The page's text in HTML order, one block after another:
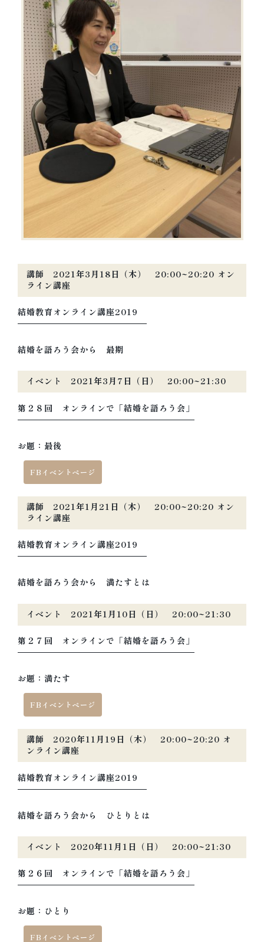
講師 2021年3月18日（木） 20:00~20:20 オン
ライン講座
結婚教育オンライン講座2019
結婚を語ろう会から 最期
イベント 2021年3月7日（日） 20:00~21:30
第２８回 オンラインで「結婚を語ろう会」
お題：最後
FBイベントページ
講師 2021年1月21日（木） 20:00~20:20 オン
ライン講座
結婚教育オンライン講座2019
結婚を語ろう会から 満たすとは
イベント 2021年1月10日（日） 20:00~21:30
第２７回 オンラインで「結婚を語ろう会」
お題：満たす
FBイベントページ
講師 2020年11月19日（木） 20:00~20:20 オ
ンライン講座
結婚教育オンライン講座2019
結婚を語ろう会から ひとりとは
イベント 2020年11月1日（日） 20:00~21:30
第２６回 オンラインで「結婚を語ろう会」
お題：ひとり
FBイベントページ